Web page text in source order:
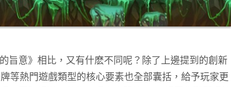
旨意》相比，又有什麽不同呢？除了上邊提到的創新
等熱門遊戲類型的核心要素也全部囊括，給予玩家更